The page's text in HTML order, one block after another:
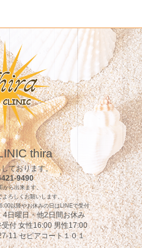
thira
ております。
9490
から出来ます。
よろしくお願いします。
以降やお休みの日はLINEで受付
4日曜日・他2日間お休み
付 女性16:00 男性17:00
11 セピアコート１０１